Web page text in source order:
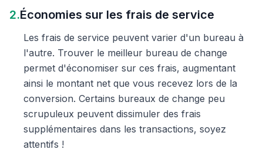
2.Économies sur les frais de service
Les frais de service peuvent varier d'un bureau à
l'autre. Trouver le meilleur bureau de change
permet d'économiser sur ces frais, augmentant
ainsi le montant net que vous recevez lors de la
conversion. Certains bureaux de change peu
scrupuleux peuvent dissimuler des frais
supplémentaires dans les transactions, soyez
attentifs !